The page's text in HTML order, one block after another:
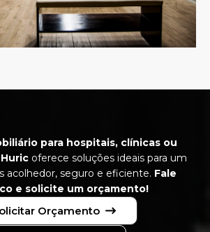
para hospitais, clínicas ou
Huric oferece soluções ideais para um
acolhedor, seguro e eficiente. Fale
e solicite um orçamento!
Orçamento